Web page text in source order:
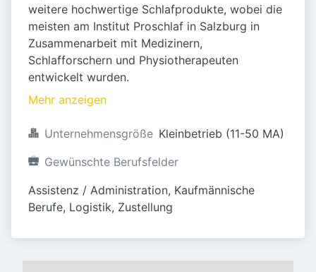
weitere hochwertige Schlafprodukte, wobei die
meisten am Institut Proschlaf in Salzburg in
Zusammenarbeit mit Medizinern,
Schlafforschern und Physiotherapeuten
entwickelt wurden.
Mehr anzeigen
Unternehmensgröße Kleinbetrieb (11-50 MA)
Gewünschte Berufsfelder
Assistenz / Administration, Kaufmännische
Berufe, Logistik, Zustellung